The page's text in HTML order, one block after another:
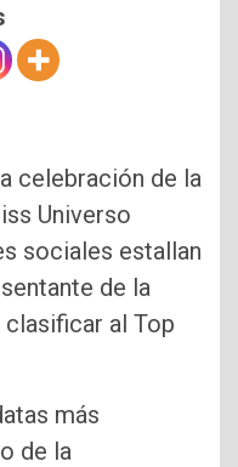
celebración de la
Universo
sociales estallan
de la
clasificar al Top
más
de la